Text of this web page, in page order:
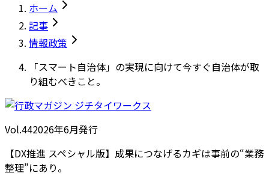
ホーム
記事
情報政策
「スマート自治体」の実現に向けて今すぐ自治体が取
り組むべきこと。
Vol.442026年6月発行
【DX推進 スペシャル版】成果につなげるカギは事前の“業務
整理”にあり。